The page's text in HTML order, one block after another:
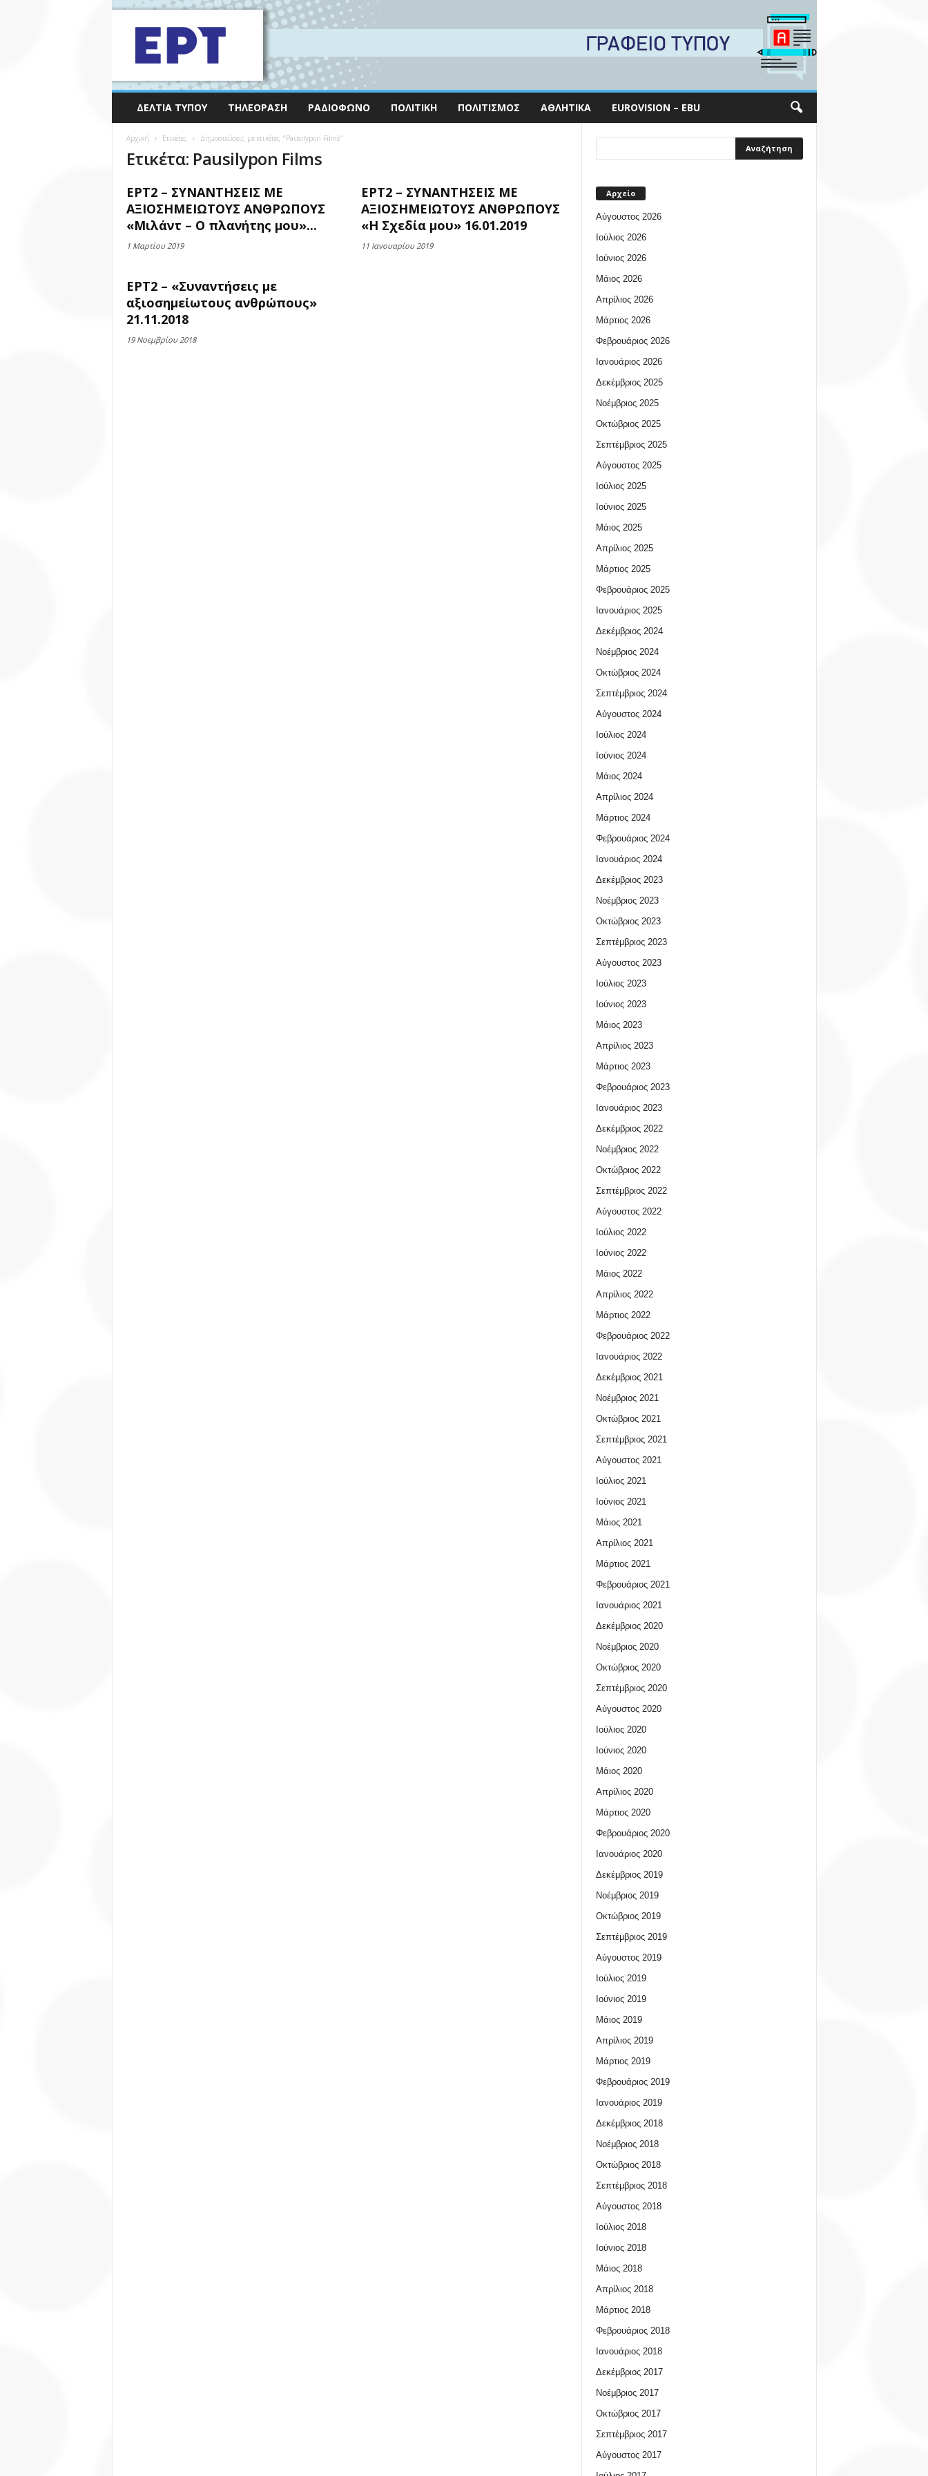
ΔΕΛΤΊΑ ΤΎΠΟΥ ΤΗΛΕΌΡΑΣΗ ΡΑΔΙΌΦΩΝΟ ΠΟΛΙΤΙΚΉ ΠΟΛΙΤΙΣΜΌΣ ΑΘΛΗΤΙΚΆ EUROVISION – EBU
Αρχική Ετικέτες Δημοσιεύσεις με ετικέτες "Pausilypon Films"
Ετικέτα: Pausilypon Films
ΕΡΤ2 – ΣΥΝΑΝΤΗΣΕΙΣ ΜΕ
ΑΞΙΟΣΗΜΕΙΩΤΟΥΣ ΑΝΘΡΩΠΟΥΣ
«Μιλάντ – Ο πλανήτης μου»...
1 Μαρτίου 2019
ΕΡΤ2 – ΣΥΝΑΝΤΗΣΕΙΣ ΜΕ
ΑΞΙΟΣΗΜΕΙΩΤΟΥΣ ΑΝΘΡΩΠΟΥΣ
«Η Σχεδία μου» 16.01.2019
11 Ιανουαρίου 2019
ΕΡΤ2 – «Συναντήσεις με
αξιοσημείωτους ανθρώπους»
21.11.2018
19 Νοεμβρίου 2018
Αρχείο
Αύγουστος 2026
Ιούλιος 2026
Ιούνιος 2026
Μάιος 2026
Απρίλιος 2026
Μάρτιος 2026
Φεβρουάριος 2026
Ιανουάριος 2026
Δεκέμβριος 2025
Νοέμβριος 2025
Οκτώβριος 2025
Σεπτέμβριος 2025
Αύγουστος 2025
Ιούλιος 2025
Ιούνιος 2025
Μάιος 2025
Απρίλιος 2025
Μάρτιος 2025
Φεβρουάριος 2025
Ιανουάριος 2025
Δεκέμβριος 2024
Νοέμβριος 2024
Οκτώβριος 2024
Σεπτέμβριος 2024
Αύγουστος 2024
Ιούλιος 2024
Ιούνιος 2024
Μάιος 2024
Απρίλιος 2024
Μάρτιος 2024
Φεβρουάριος 2024
Ιανουάριος 2024
Δεκέμβριος 2023
Νοέμβριος 2023
Οκτώβριος 2023
Σεπτέμβριος 2023
Αύγουστος 2023
Ιούλιος 2023
Ιούνιος 2023
Μάιος 2023
Απρίλιος 2023
Μάρτιος 2023
Φεβρουάριος 2023
Ιανουάριος 2023
Δεκέμβριος 2022
Νοέμβριος 2022
Οκτώβριος 2022
Σεπτέμβριος 2022
Αύγουστος 2022
Ιούλιος 2022
Ιούνιος 2022
Μάιος 2022
Απρίλιος 2022
Μάρτιος 2022
Φεβρουάριος 2022
Ιανουάριος 2022
Δεκέμβριος 2021
Νοέμβριος 2021
Οκτώβριος 2021
Σεπτέμβριος 2021
Αύγουστος 2021
Ιούλιος 2021
Ιούνιος 2021
Μάιος 2021
Απρίλιος 2021
Μάρτιος 2021
Φεβρουάριος 2021
Ιανουάριος 2021
Δεκέμβριος 2020
Νοέμβριος 2020
Οκτώβριος 2020
Σεπτέμβριος 2020
Αύγουστος 2020
Ιούλιος 2020
Ιούνιος 2020
Μάιος 2020
Απρίλιος 2020
Μάρτιος 2020
Φεβρουάριος 2020
Ιανουάριος 2020
Δεκέμβριος 2019
Νοέμβριος 2019
Οκτώβριος 2019
Σεπτέμβριος 2019
Αύγουστος 2019
Ιούλιος 2019
Ιούνιος 2019
Μάιος 2019
Απρίλιος 2019
Μάρτιος 2019
Φεβρουάριος 2019
Ιανουάριος 2019
Δεκέμβριος 2018
Νοέμβριος 2018
Οκτώβριος 2018
Σεπτέμβριος 2018
Αύγουστος 2018
Ιούλιος 2018
Ιούνιος 2018
Μάιος 2018
Απρίλιος 2018
Μάρτιος 2018
Φεβρουάριος 2018
Ιανουάριος 2018
Δεκέμβριος 2017
Νοέμβριος 2017
Οκτώβριος 2017
Σεπτέμβριος 2017
Αύγουστος 2017